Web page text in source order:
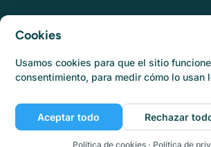
© Catermonkey
Política de privacidadPolítica de cookies
Cookies
Usamos cookies para que el sitio
consentimiento, para medir cómo lo usan
Aceptar todo Rechazar
Política de cookies · Política de